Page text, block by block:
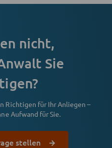
nicht,
Sie
Richtigen für Ihr Anliegen –
Aufwand für Sie.
stellen